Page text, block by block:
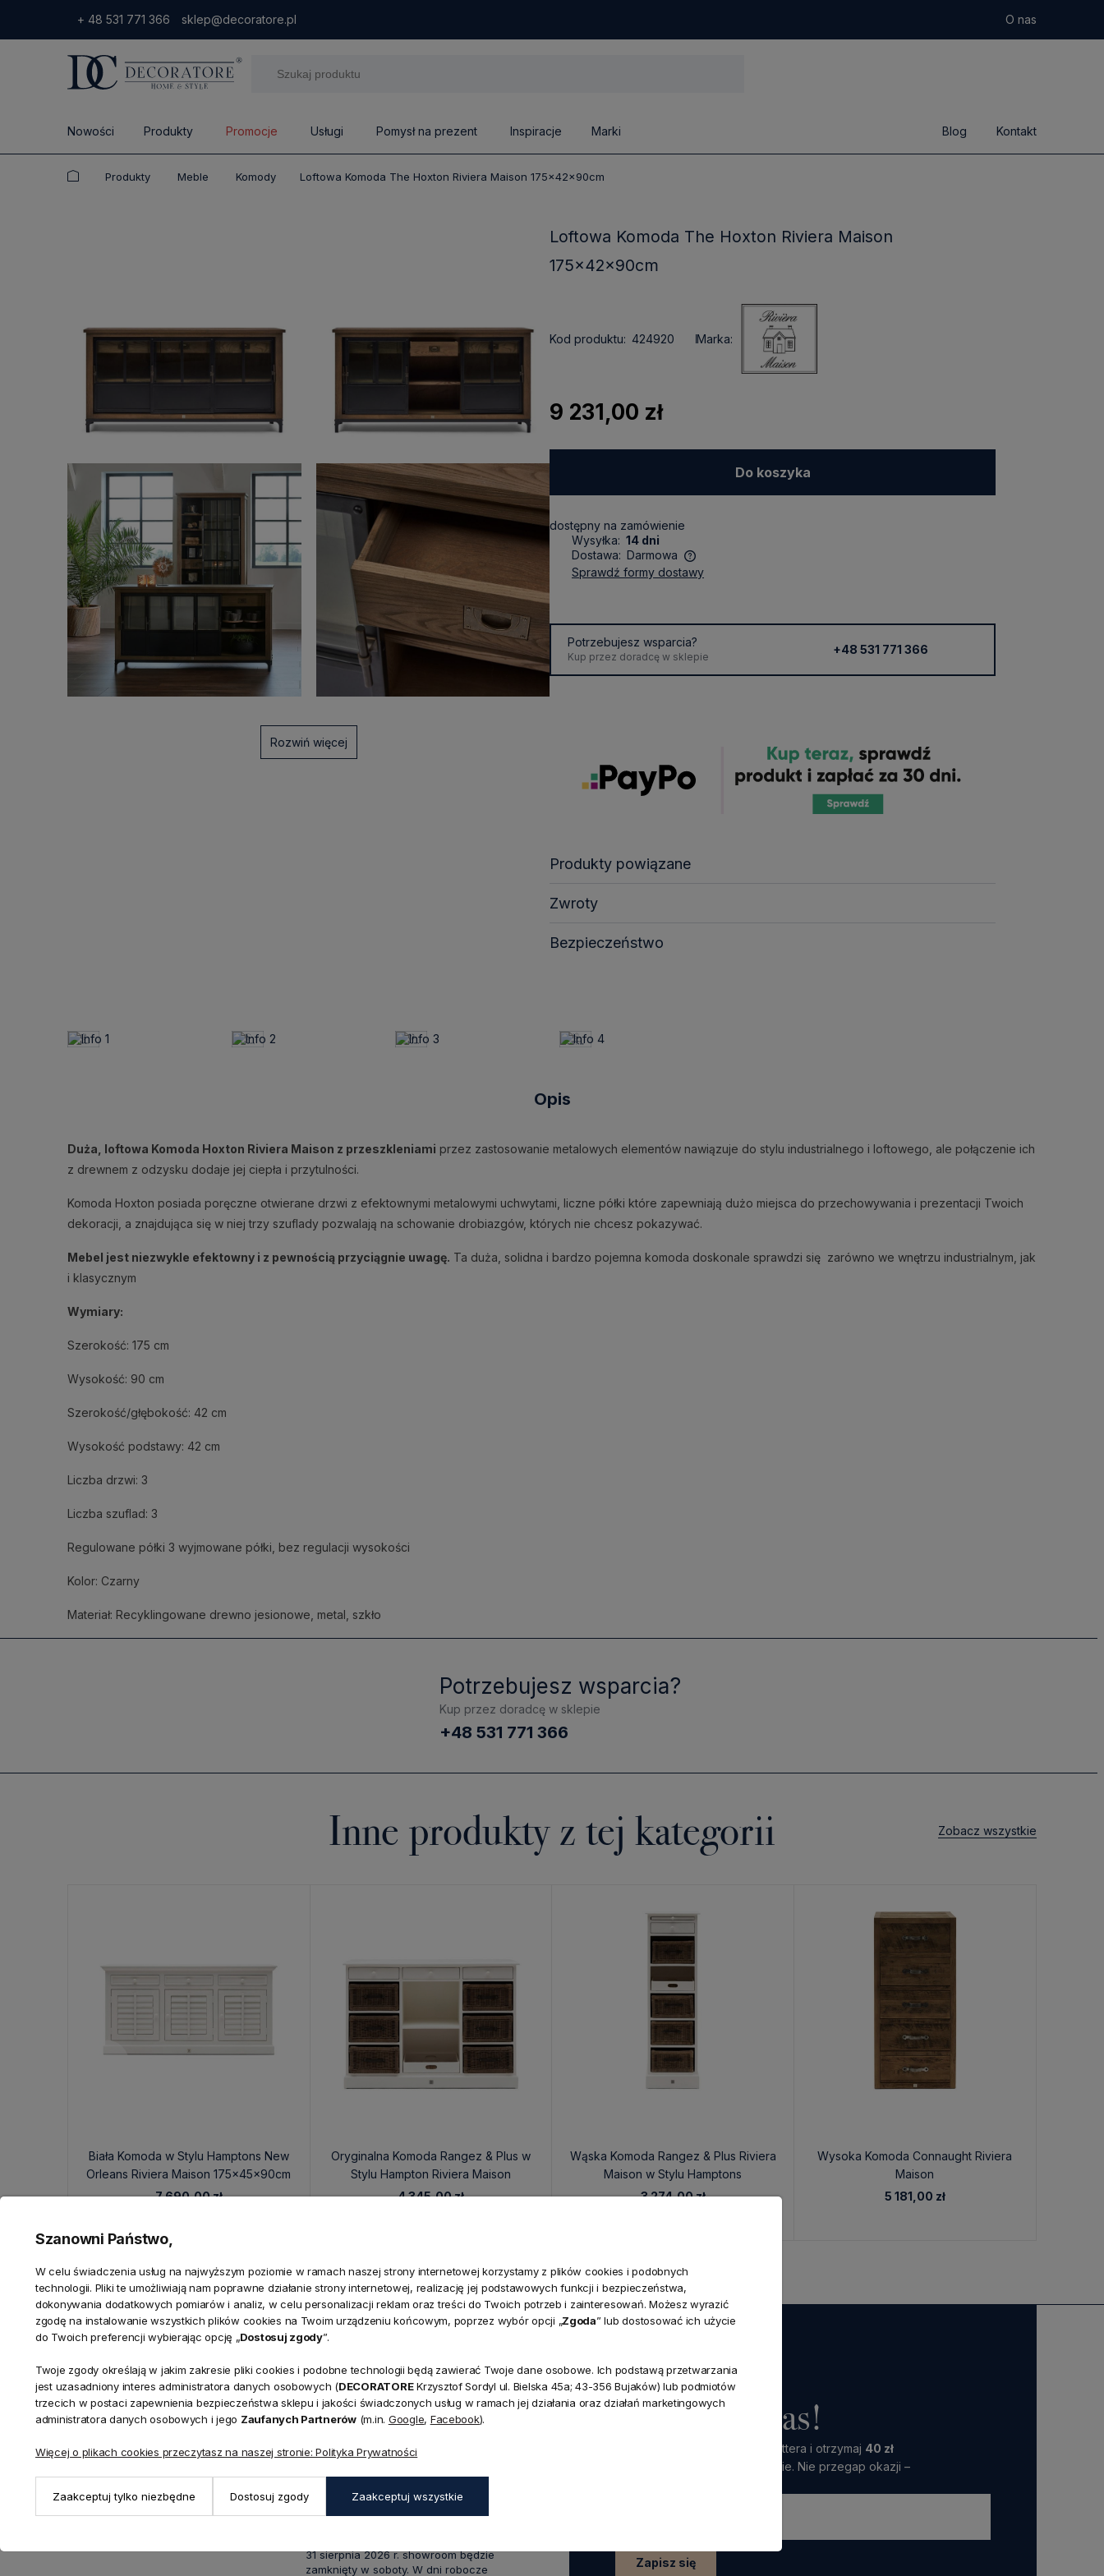
+ 48 531 771 366 sklep@decoratore.pl O nas
Nowości Produkty Promocje Usługi Pomysł na prezent Inspiracje Marki Blog Kontakt
Produkty Meble Komody Loftowa Komoda The Hoxton Riviera Maison 175x42x90cm
Rozwiń więcej
Loftowa Komoda The Hoxton Riviera Maison
175x42x90cm
Kod produktu: 424920 Marka:
9 231,00 zł
Do koszyka
dostępny na zamówienie
Wysyłka: 14 dni
Dostawa: Darmowa
Cena nie zawiera ewentualnych
kosztów płatności
sprawdź formy dostawy
Potrzebujesz wsparcia?
Kup przez doradcę w sklepie
+48 531 771 366
Produkty powiązane
Zwroty
Bezpieczeństwo
Opis
Duża, loftowa Komoda Hoxton Riviera Maison z przeszkleniami przez zastosowanie metalowych elementów nawiązuje do stylu industrialnego i loftowego, ale połączenie ich
z drewnem z odzysku dodaje jej ciepła i przytulności.
Komoda Hoxton posiada poręczne otwierane drzwi z efektownymi metalowymi uchwytami, liczne półki które zapewniają dużo miejsca do przechowywania i prezentacji Twoich
dekoracji, a znajdująca się w niej trzy szuflady pozwalają na schowanie drobiazgów, których nie chcesz pokazywać.
Mebel jest niezwykle efektowny i z pewnością przyciągnie uwagę. Ta duża, solidna i bardzo pojemna komoda doskonale sprawdzi się zarówno we wnętrzu industrialnym, jak
i klasycznym
Wymiary:
Szerokość: 175 cm
Wysokość: 90 cm
Szerokość/głębokość: 42 cm
Wysokość podstawy: 42 cm
Liczba drzwi: 3
Liczba szuflad: 3
Regulowane półki 3 wyjmowane półki, bez regulacji wysokości
Kolor: Czarny
Materiał: Recyklingowane drewno jesionowe, metal, szkło
Potrzebujesz wsparcia?
Kup przez doradcę w sklepie
+48 531 771 366
Inne produkty z tej kategorii Zobacz wszystkie
Biała Komoda w Stylu Hamptons New
Orleans Riviera Maison 175x45x90cm
7 690,00 zł
Oryginalna Komoda Rangez & Plus w
Stylu Hampton Riviera Maison
114x40x83cm
4 345,00 zł
Wąska Komoda Rangez & Plus Riviera
Maison w Stylu Hamptons
41x40x135cm
3 274,00 zł
Wysoka Komoda Connaught Riviera
Maison
5 181,00 zł
NEWSLETTER
Dołącz do nas!
Zapisz się do naszego Newslettera i otrzymaj 40 zł
na pierwsze zamówienie. Nie przegap okazji –
Zapisz się
KONTAKT
Realizacja zamówień
+ 48 721 772 234
Doradztwo produktowe
Biuro
sklep@decoratore.pl
Showroom
ul. Bielska 45a,
Pon. - Pt.: 9:00 - 17:00,
31 sierpnia 2026 r. showroom będzie
zamknięty w soboty. W dni robocze
Szanowni Państwo,
W celu świadczenia usług na najwyższym poziomie w ramach naszej strony internetowej korzystamy z plików cookies i podobnych
technologii. Pliki te umożliwiają nam poprawne działanie strony internetowej, realizację jej podstawowych funkcji i bezpieczeństwa,
dokonywania dodatkowych pomiarów i analiz, w celu personalizacji reklam oraz treści do Twoich potrzeb i zainteresowań. Możesz wyrazić
zgodę na instalowanie wszystkich plików cookies na Twoim urządzeniu końcowym, poprzez wybór opcji „Zgoda” lub dostosować ich użycie
do Twoich preferencji wybierając opcję „Dostosuj zgody”.
Twoje zgody określają w jakim zakresie pliki cookies i podobne technologii będą zawierać Twoje dane osobowe. Ich podstawą przetwarzania
jest uzasadniony interes administratora danych osobowych (DECORATOREKrzysztof Sordyl ul. Bielska 45a; 43-356 Bujaków) lub podmiotów
trzecich w postaci zapewnienia bezpieczeństwa sklepu i jakości świadczonych usług w ramach jej działania oraz działań marketingowych
administratora danych osobowych i jego Zaufanych Partnerów(m.in. Google, Facebook).
Więcej o plikach cookies przeczytasz na naszej stronie: Polityka Prywatności
Zaakceptuj tylko niezbędne Dostosuj zgody Zaakceptuj wszystkie